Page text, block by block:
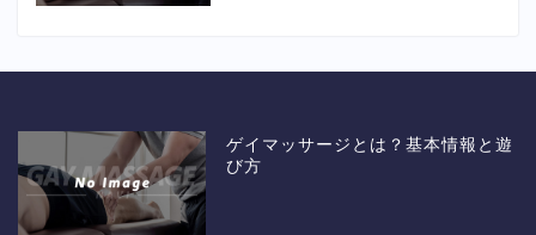
ゲイマッサージとは？基本情報と遊
び方